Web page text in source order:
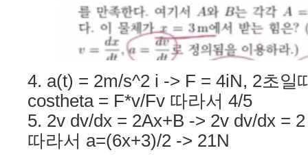
4. a(t) = 2m/s^2 i -> F = 4iN, 2초일
costheta = F*v/Fv 따라서 4/5
5. 2v dv/dx = 2Ax+B -> 2v dv/dx =
따라서 a=(6x+3)/2 -> 21N